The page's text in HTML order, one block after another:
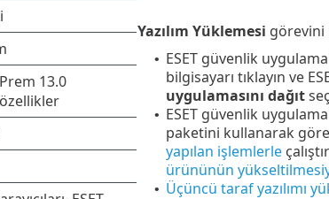
Yazılım Yüklemesi görevini
• ESET güvenlik
bilgisayarı tıklayın ve
uygulamasını dağıt
• ESET güvenlik
paketini kullanarak
yapılan işlemlerle
ürününün
• Üçüncü taraf yazılımı